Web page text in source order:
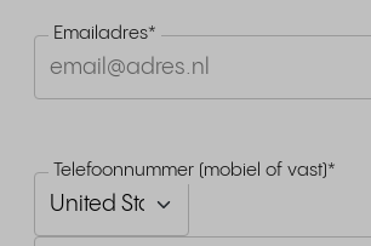
Emailadres*
Telefoonnummer (mobiel of vast)*